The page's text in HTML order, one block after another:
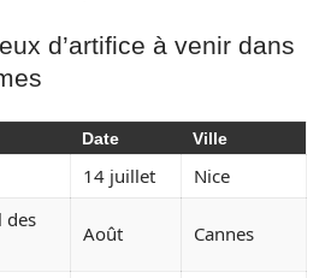
d’artifice à venir dans
Date Ville
14 juillet
Nice
des
Août Cannes